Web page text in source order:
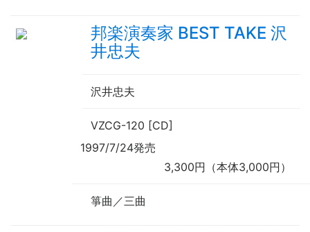
邦楽演奏家 BEST TAKE 沢
井忠夫
沢井忠夫
VZCG-120 [CD]
1997/7/24発売
3,300円（本体3,000円）
箏曲／三曲